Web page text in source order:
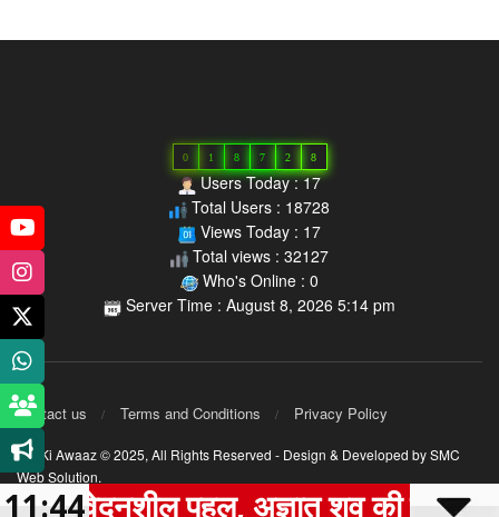
0 1 8 7 2 8
Users Today : 17
Total Users : 18728
Views Today : 17
Total views : 32127
Who's Online : 0
Server Time : August 8, 2026 5:14 pm
Contact us Terms and Conditions Privacy Policy
MP Ki Awaaz © 2025, All Rights Reserved - Design & Developed bySMC
Web Solution.
पहल, अज्ञात शव की पहचान कर
11:44